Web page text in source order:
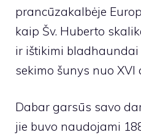
prancūzakalbėje
kaip Šv. Huberto
ir ištikimi
sekimo šunys nuo XVI
Dabar garsūs savo
jie buvo naudojami